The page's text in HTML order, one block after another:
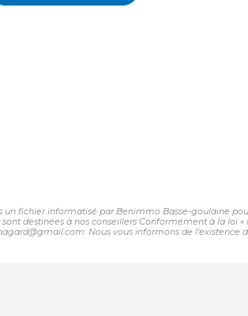
fichier informatisé par Benimmo Basse-goulaine
destinées à nos conseillers Conformément à la loi
Nous vous informons de l'existence